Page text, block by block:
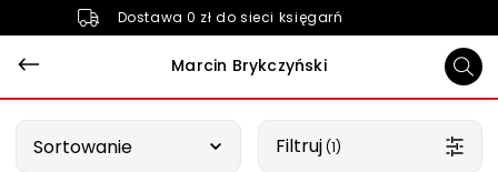
Dostawa 0 zł do sieci księgarń
Marcin Brykczyński
Sortowanie Filtruj (1)